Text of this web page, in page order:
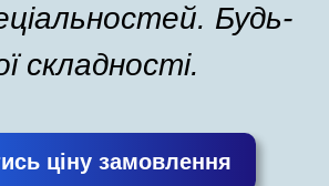
Будь-
складності.
ціну замовлення